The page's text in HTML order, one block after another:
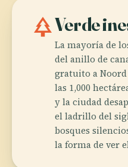
parkVerde
La mayoría de
del anillo de
gratuito a
las 1,000
y la ciudad
el ladrillo del
bosques
la forma de ver